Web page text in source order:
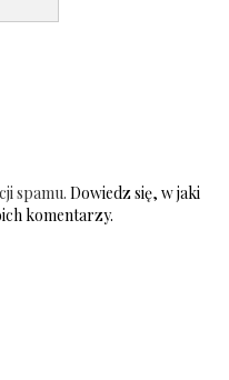
spamu. Dowiedz się, w jaki
komentarzy.